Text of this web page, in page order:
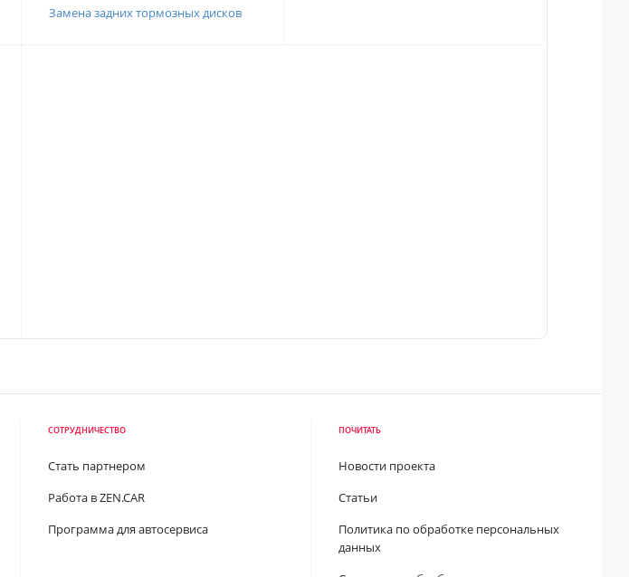
Замена задних тормозных дисков
СОТРУДНИЧЕСТВО
Стать партнером
Работа в ZEN.CAR
Программа для автосервиса
ПОЧИТАТЬ
Новости проекта
Статьи
Политика по обработке персональных
данных